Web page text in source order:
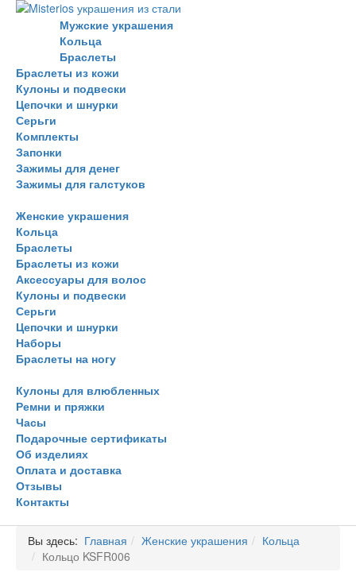
Мужские украшения
Кольца
Браслеты
Браслеты из кожи
Кулоны и подвески
Цепочки и шнурки
Серьги
Комплекты
Запонки
Зажимы для денег
Зажимы для галстуков
Женские украшения
Кольца
Браслеты
Браслеты из кожи
Аксессуары для волос
Кулоны и подвески
Серьги
Цепочки и шнурки
Наборы
Браслеты на ногу
Кулоны для влюбленных
Ремни и пряжки
Часы
Подарочные сертификаты
Об изделиях
Оплата и доставка
Отзывы
Контакты
Вы здесь: Главная Женские украшения
Кольца
Кольцо KSFR006